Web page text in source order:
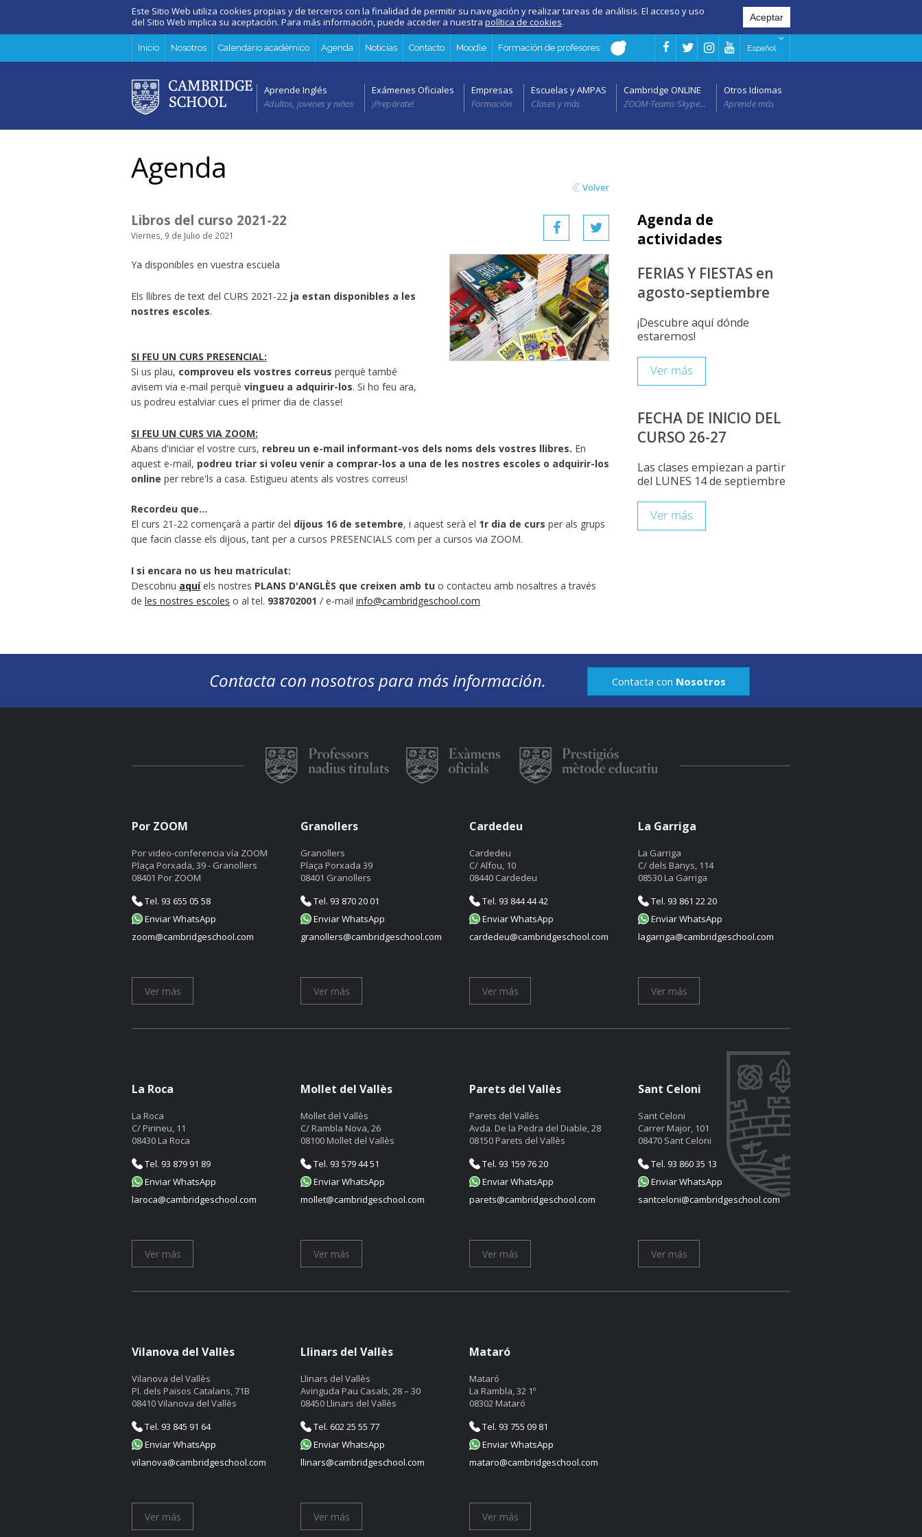
Este Sitio Web utiliza cookies propias y de terceros con la finalidad de permitir su navegación y realizar tareas de análisis. El acceso y uso
del Sitio Web implica su aceptación. Para más información, puede acceder a nuestra política de cookies.
Inicio Nosotros Calendario académico Agenda Noticias Contacto Moodle Formación de profesores: Español
Aprende Inglés
Adultos, jovenes y niños
Exámenes Oficiales
¡Prepárate!
Empresas
Formación
Escuelas y AMPAS
Clases y más
Cambridge ONLINE
ZOOM·Teams·Skype...
Otros Idiomas
Aprende más
Agenda
Volver
Agenda de
actividades
FERIAS Y FIESTAS en
agosto-septiembre
¡Descubre aquí dónde
estaremos!
Ver más
FECHA DE INICIO DEL
CURSO 26-27
Las clases empiezan a partir
del LUNES 14 de septiembre
Ver más
Libros del curso 2021-22
Viernes, 9 de Julio de 2021
Ya disponibles en vuestra escuela
Els llibres de text del CURS 2021-22 ja estan disponibles a les
nostres escoles.
SI FEU UN CURS PRESENCIAL:
Si us plau, comproveu els vostres correus perquè també
avisem via e-mail perquè vingueu a adquirir-los. Si ho feu ara,
us podreu estalviar cues el primer dia de classe!
SI FEU UN CURS VIA ZOOM:
Abans d'iniciar el vostre curs, rebreu un e-mail informant-vos dels noms dels vostres llibres. En
aquest e-mail, podreu triar si voleu venir a comprar-los a una de les nostres escoles o adquirir-los
online per rebre'ls a casa. Estigueu atents als vostres correus!
Recordeu que...
El curs 21-22 començarà a partir del dijous 16 de setembre, i aquest serà el 1r dia de curs per als grups
que facin classe els dijous, tant per a cursos PRESENCIALS com per a cursos via ZOOM.
I si encara no us heu matriculat:
Descobriu aquíels nostres PLANS D'ANGLÈS que creixen amb tu o contacteu amb nosaltres a través
de les nostres escoles o al tel. 938702001 / e-mail info@cambridgeschool.com
Contacta con nosotros para más información. Contacta con Nosotros
Por ZOOM
Por video-conferencia vía ZOOM
Plaça Porxada, 39 - Granollers
08401 Por ZOOM
Tel. 93 655 05 58
Enviar WhatsApp
zoom@cambridgeschool.com
Ver más
Granollers
Granollers
Plaça Porxada 39
08401 Granollers
Tel. 93 870 20 01
Enviar WhatsApp
granollers@cambridgeschool.com
Ver más
Cardedeu
Cardedeu
C/ Alfou, 10
08440 Cardedeu
Tel. 93 844 44 42
Enviar WhatsApp
cardedeu@cambridgeschool.com
Ver más
La Garriga
La Garriga
C/ dels Banys, 114
08530 La Garriga
Tel. 93 861 22 20
Enviar WhatsApp
lagarriga@cambridgeschool.com
Ver más
La Roca
La Roca
C/ Pirineu, 11
08430 La Roca
Tel. 93 879 91 89
Enviar WhatsApp
laroca@cambridgeschool.com
Ver más
Mollet del Vallès
Mollet del Vallès
C/ Rambla Nova, 26
08100 Mollet del Vallès
Tel. 93 579 44 51
Enviar WhatsApp
mollet@cambridgeschool.com
Ver más
Parets del Vallès
Parets del Vallès
Avda. De la Pedra del Diable, 28
08150 Parets del Vallès
Tel. 93 159 76 20
Enviar WhatsApp
parets@cambridgeschool.com
Ver más
Sant Celoni
Sant Celoni
Carrer Major, 101
08470 Sant Celoni
Tel. 93 860 35 13
Enviar WhatsApp
santceloni@cambridgeschool.com
Ver más
Vilanova del Vallès
Vilanova del Vallès
Pl. dels Països Catalans, 71B
08410 Vilanova del Vallès
Tel. 93 845 91 64
Enviar WhatsApp
vilanova@cambridgeschool.com
Ver más
Llinars del Vallès
Llinars del Vallès
Avinguda Pau Casals, 28 – 30
08450 Llinars del Vallès
Tel. 602 25 55 77
Enviar WhatsApp
llinars@cambridgeschool.com
Ver más
Mataró
Mataró
La Rambla, 32 1º
08302 Mataró
Tel. 93 755 09 81
Enviar WhatsApp
mataro@cambridgeschool.com
Ver más